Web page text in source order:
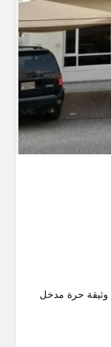
للبيع فيلا في الفنيطيس قطعة 8 المساحه 400 متر شارع وسكه تتكون من ثلاث ادوار ونصف بنيان 2014 وثيقة حرة مدخل